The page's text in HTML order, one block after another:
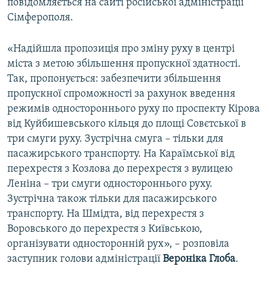
Усі сайти RFE/RL
повідомляється на сайті російської адміністрації
Сімферополя.
«Надійшла пропозиція про зміну руху в центрі
міста з метою збільшення пропускної здатності.
Так, пропонується: забезпечити збільшення
пропускної спроможності за рахунок введення
режимів одностороннього руху по проспекту Кірова
від Куйбишевського кільця до площі Совєтської в
три смуги руху. Зустрічна смуга – тільки для
пасажирського транспорту. На Караїмської від
перехрестя з Козлова до перехрестя з вулицею
Леніна – три смуги одностороннього руху.
Зустрічна також тільки для пасажирського
транспорту. На Шмідта, від перехрестя з
Воровського до перехрестя з Київською,
організувати односторонній рух», – розповіла
заступник голови адміністрації Вероніка Глоба.